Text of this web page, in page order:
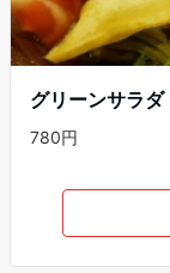
グリーンサラダ
780円